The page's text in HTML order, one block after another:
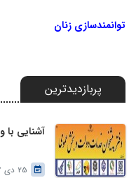
توانمندسازی زنان
پربازدیدترین
آشنایی
25 دی 1397